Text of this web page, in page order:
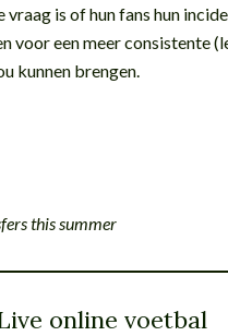
is of hun fans hun
een meer consistente
kunnen brengen.
this summer
online voetbal